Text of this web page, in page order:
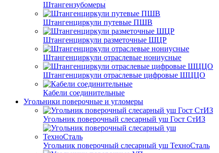
Штангензубомеры
Штангенциркули путевые ПШВ
Штангенциркули разметочные ШЦР
Штангенциркули отраслевые нониусные
Штангенциркули отраслевые цифровые ШЦЦО
Кабели соединительные
Угольники поверочные и угломеры
Угольник поверочный слесарный уш Гост СтИЗ
Угольник поверочный слесарный уш ТехноСталь